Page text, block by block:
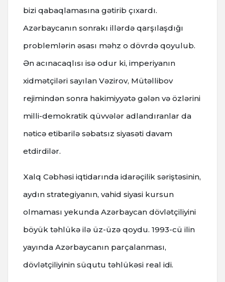
bizi qabaqlamasına gətirib çıxardı.
Azərbaycanın sonrakı illərdə qarşılaşdığı
problemlərin əsası məhz o dövrdə qoyulub.
Ən acınacaqlısı isə odur ki, imperiyanın
xidmətçiləri sayılan Vəzirov, Mütəllibov
rejimindən sonra hakimiyyətə gələn və özlərini
milli-demokratik qüvvələr adlandıranlar da
nəticə etibarilə səbatsız siyasəti davam
etdirdilər.
Xalq Cəbhəsi iqtidarında idarəçilik səriştəsinin,
aydın strategiyanın, vahid siyasi kursun
olmaması yekunda Azərbaycan dövlətçiliyini
böyük təhlükə ilə üz-üzə qoydu. 1993-cü ilin
yayında Azərbaycanın parçalanması,
dövlətçiliyinin süqutu təhlükəsi real idi.